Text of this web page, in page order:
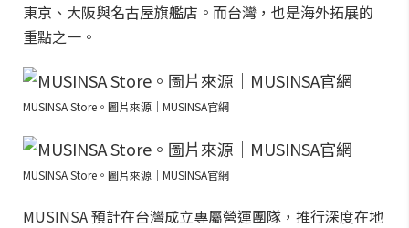
東京、大阪與名古屋旗艦店。而台灣，也是海外拓展的
重點之一。
MUSINSA Store。圖片來源｜MUSINSA官網
MUSINSA Store。圖片來源｜MUSINSA官網
MUSINSA 預計在台灣成立專屬營運團隊，推行深度在地